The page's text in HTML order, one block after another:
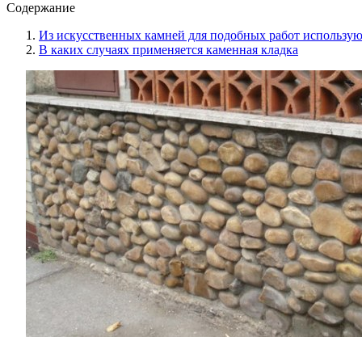
Содержание
Из искусственных камней для подобных работ
В каких случаях применяется каменная кладка